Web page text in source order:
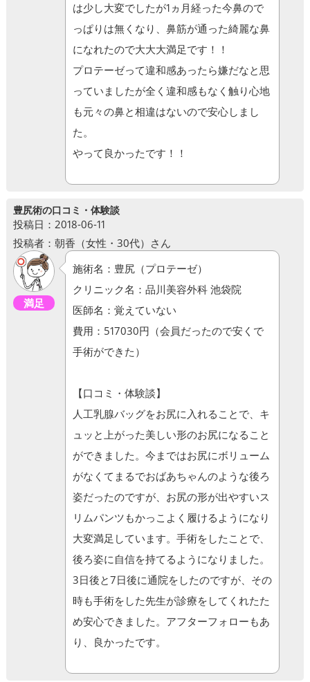
は少し大変でしたが1ヵ月経った今鼻ので
っぱりは無くなり、鼻筋が通った綺麗な鼻
になれたので大大大満足です！！
プロテーゼって違和感あったら嫌だなと思
っていましたが全く違和感もなく触り心地
も元々の鼻と相違はないので安心しまし
た。
やって良かったです！！
豊尻術の口コミ・体験談
投稿日：2018-06-11
投稿者：朝香（女性・30代）さん
満足
施術名：豊尻（プロテーゼ）
クリニック名：品川美容外科 池袋院
医師名：覚えていない
費用：517030円（会員だったので安くで
手術ができた）
【口コミ・体験談】
人工乳腺バッグをお尻に入れることで、キ
ュッと上がった美しい形のお尻になること
ができました。今まではお尻にボリューム
がなくてまるでおばあちゃんのような後ろ
姿だったのですが、お尻の形が出やすいス
リムパンツもかっこよく履けるようになり
大変満足しています。手術をしたことで、
後ろ姿に自信を持てるようになりました。
3日後と7日後に通院をしたのですが、その
時も手術をした先生が診療をしてくれたた
め安心できました。アフターフォローもあ
り、良かったです。